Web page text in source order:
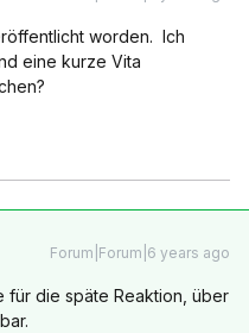
worden. Ich
eine kurze Vita
Forum|Forum|6 years ago
für die späte Reaktion, über